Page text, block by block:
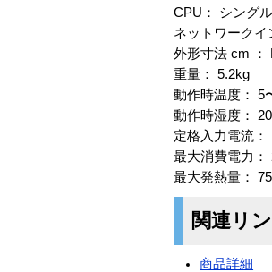
CPU： シング
ネットワークイ
外形寸法 cm
重量： 5.2kg
動作時温度： 5
動作時湿度：
定格入力電流：
最大消費電力：
最大発熱量：
関連リ
商品詳細